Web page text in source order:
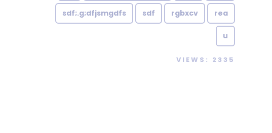
rea
rgbxcv
sdf
sdf;.g;dfjsmgdfs
u
VIEWS: 2335